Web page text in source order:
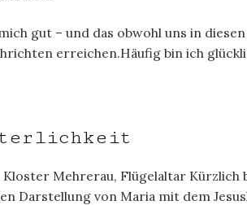
gut – und das obwohl uns in
erreichen.Häufig bin ich
Kloster Mehrerau, Flügelaltar
Darstellung von Maria mit dem